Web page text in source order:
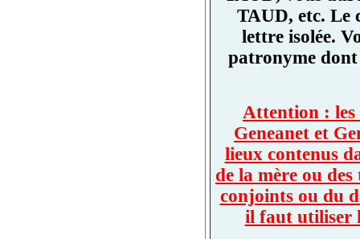
TAUD, etc. Le
lettre isolée.
patronyme dont
Attention : les
Geneanet et
lieux contenus
de la mère ou
conjoints ou du
il faut utiliser